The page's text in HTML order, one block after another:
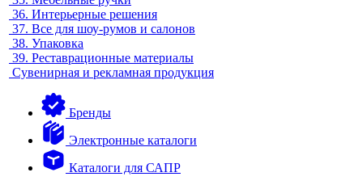
36. Интерьерные решения
37. Все для шоу-румов и салонов
38. Упаковка
39. Реставрационные материалы
Сувенирная и рекламная продукция
Бренды
Электронные каталоги
Каталоги для САПР